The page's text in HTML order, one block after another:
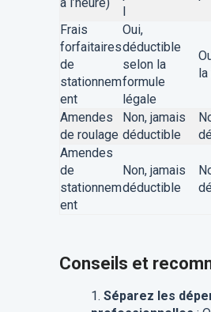
l
Frais
forfaitaires
de
stationnem
ent
Oui,
déductible
selon la
formule
légale
Amendes
de roulage
Non, jamais
déductible
Amendes
de
stationnem
ent
Non, jamais
déductible
Conseils et
Séparez les